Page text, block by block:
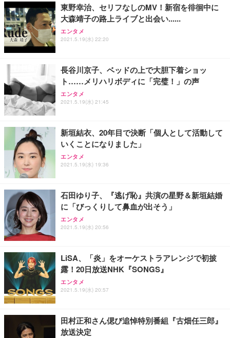
東野幸治、セリフなしのMV！新宿を徘徊中に
大森靖子の路上ライブと出会い......
エンタメ
2021.5.19(水) 22:20
長谷川京子、ベッドの上で大胆下着ショッ
ト……メリハリボディに「完璧！」の声
エンタメ
2021.5.19(水) 21:45
新垣結衣、20年目で決断「個人として活動して
いくことになりました」
エンタメ
2021.5.19(水) 19:36
石田ゆり子、『逃げ恥』共演の星野＆新垣結婚
に「びっくりして鼻血が出そう」
エンタメ
2021.5.19(水) 20:56
LiSA、「炎」をオーケストラアレンジで初披
露！20日放送NHK『SONGS』
エンタメ
2021.5.19(水) 20:57
田村正和さん偲び追悼特別番組『古畑任三郎』
放送決定